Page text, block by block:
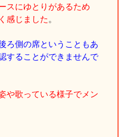
スにゆとりがあるため
感じました。
ろ側の席ということもあ
することができませんで
や歌っている様子でメン